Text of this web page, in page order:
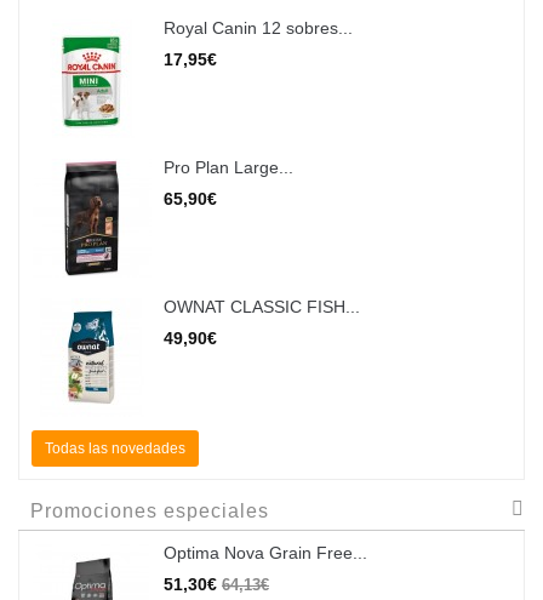
Royal Canin 12 sobres...
17,95€
Pro Plan Large...
65,90€
OWNAT CLASSIC FISH...
49,90€
Todas las novedades
Promociones especiales
Optima Nova Grain Free...
51,30€ 64,13€